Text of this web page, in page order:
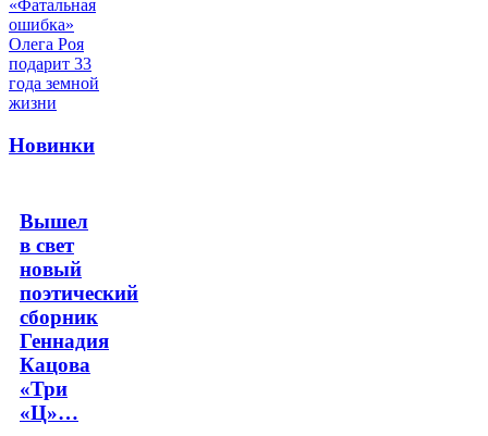
Новинки
Вышел
в свет
новый
поэтический
сборник
Геннадия
Кацова
«Три
«Ц»…